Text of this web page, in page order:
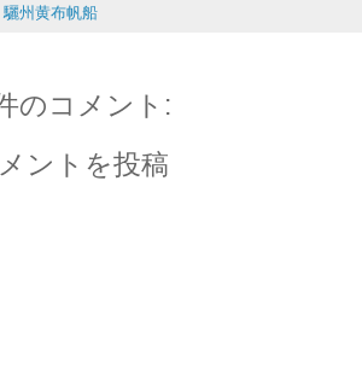
驪州黄布帆船
のコメント:
ントを投稿